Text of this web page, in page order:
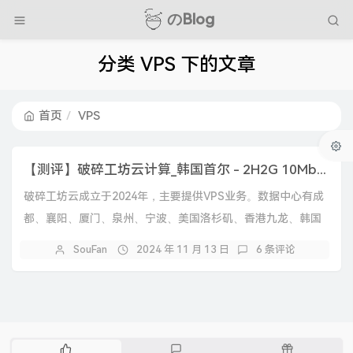
のBlog
分类 VPS 下的文章
首页 VPS
【测评】破碎工坊云计算_韩国首尔 - 2H2G 10Mbps 月付30元
破碎工坊云成立于2024年，主要提供VPS业务。数据中心有成
都、襄阳、厦门、泉州、宁波、美国洛杉矶、香港九龙、韩国
SouFan 2024 年 11 月 13 日 6 条评论
热 随